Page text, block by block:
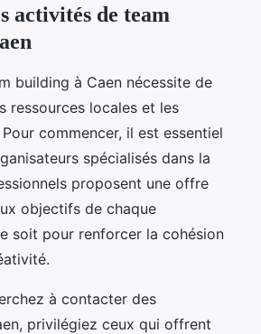
activités de team
building à Caen nécessite de
ressources locales et les
commencer, il est essentiel
spécialisés dans la
proposent une offre
objectifs de chaque
soit pour renforcer la cohésion
à contacter des
privilégiez ceux qui offrent